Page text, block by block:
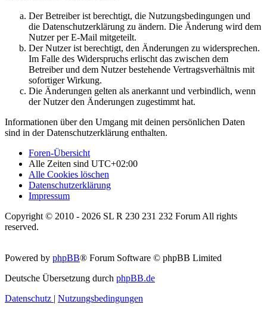
Der Betreiber ist berechtigt, die Nutzungsbedingungen und
die Datenschutzerklärung zu ändern. Die Änderung wird dem
Nutzer per E-Mail mitgeteilt.
Der Nutzer ist berechtigt, den Änderungen zu widersprechen.
Im Falle des Widerspruchs erlischt das zwischen dem
Betreiber und dem Nutzer bestehende Vertragsverhältnis mit
sofortiger Wirkung.
Die Änderungen gelten als anerkannt und verbindlich, wenn
der Nutzer den Änderungen zugestimmt hat.
Informationen über den Umgang mit deinen persönlichen Daten
sind in der Datenschutzerklärung enthalten.
Foren-Übersicht
Alle Zeiten sind UTC+02:00
Alle Cookies löschen
Datenschutzerklärung
Impressum
Copyright © 2010 - 2026 SL R 230 231 232 Forum All rights
reserved.
Powered by phpBB® Forum Software © phpBB Limited
Deutsche Übersetzung durch phpBB.de
Datenschutz | Nutzungsbedingungen